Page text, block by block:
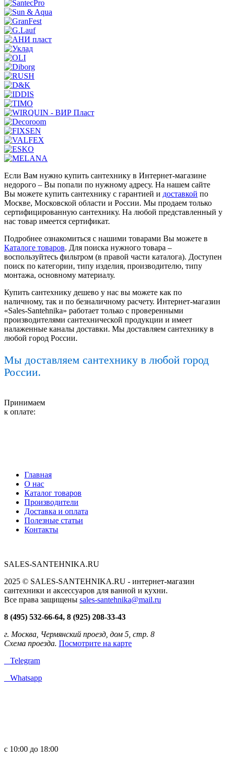
Если Вам нужно купить сантехнику в Интернет-магазине
недорого – Вы попали по нужному адресу. На нашем сайте
Вы можете купить сантехнику с гарантией и доставкой по
Москве, Московской области и России. Мы продаем только
сертифицированную сантехнику. На любой представленный у
нас товар имеется сертификат.
Подробнее ознакомиться с нашими товарами Вы можете в
Каталоге товаров. Для поиска нужного товара –
воспользуйтесь фильтром (в правой части каталога). Доступен
поиск по категории, типу изделия, производителю, типу
монтажа, основному материалу.
Купить сантехнику дешево у нас вы можете как по
наличному, так и по безналичному расчету. Интернет-магазин
«Sales-Santehnika» работает только с проверенными
производителями сантехнической продукции и имеет
налаженные каналы доставки. Мы доставляем сантехнику в
любой город России.
Мы доставляем сантехнику в любой город
России.
Принимаем
к оплате:
Главная
О нас
Каталог товаров
Производители
Доставка и оплата
Полезные статьи
Контакты
SALES-SANTEHNIKA.RU
2025 © SALES-SANTEHNIKA.RU - интернет-магазин
сантехники и аксессуаров для ванной и кухни.
Все права защищены sales-santehnika@mail.ru
8 (495) 532-66-64, 8 (925) 208-33-43
г. Москва, Чермянский проезд, дом 5, стр. 8
Схема проезда. Посмотрите на карте
Telegram
Whatsapp
с 10:00 до 18:00